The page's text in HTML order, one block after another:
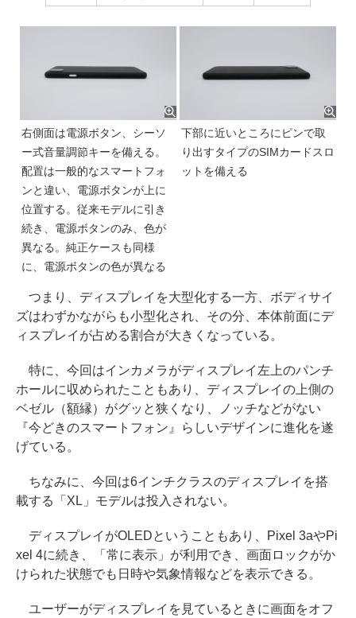
右側面は電源ボタン、シーソ
ー式音量調節キーを備える。
配置は一般的なスマートフォ
ンと違い、電源ボタンが上に
位置する。従来モデルに引き
続き、電源ボタンのみ、色が
異なる。純正ケースも同様
に、電源ボタンの色が異なる
下部に近いところにピンで取
り出すタイプのSIMカードスロ
ットを備える
つまり、ディスプレイを大型化する一方、ボディサイ
ズはわずかながらも小型化され、その分、本体前面にデ
ィスプレイが占める割合が大きくなっている。
特に、今回はインカメラがディスプレイ左上のパンチ
ホールに収められたこともあり、ディスプレイの上側の
ベゼル（額縁）がグッと狭くなり、ノッチなどがない
『今どきのスマートフォン』らしいデザインに進化を遂
げている。
ちなみに、今回は6インチクラスのディスプレイを搭
載する「XL」モデルは投入されない。
ディスプレイがOLEDということもあり、Pixel 3aやPi
xel 4に続き、「常に表示」が利用でき、画面ロックがか
けられた状態でも日時や気象情報などを表示できる。
ユーザーがディスプレイを見ているときに画面をオフ